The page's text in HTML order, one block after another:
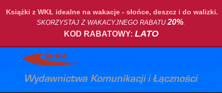
Książki z WKŁ idealne na wakacje - słońce, deszcz i do walizki.
SKORZYSTAJ Z WAKACYJNEGO RABATU20%.
KOD RABATOWY: LATO